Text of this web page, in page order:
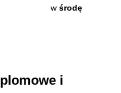
w środę
i